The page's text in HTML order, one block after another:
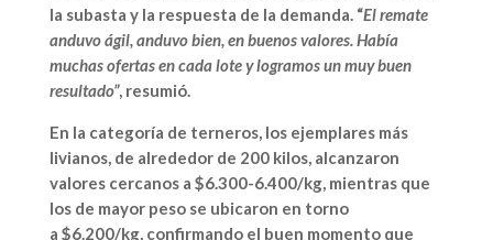
la subasta y la respuesta de la demanda. “El remate
anduvo ágil, anduvo bien, en buenos valores. Había
muchas ofertas en cada lote y logramos un muy buen
resultado”, resumió.
En la categoría de terneros, los ejemplares más
livianos, de alrededor de 200 kilos, alcanzaron
valores cercanos a $6.300-6.400/kg, mientras que
los de mayor peso se ubicaron en torno
a $6.200/kg, confirmando el buen momento que